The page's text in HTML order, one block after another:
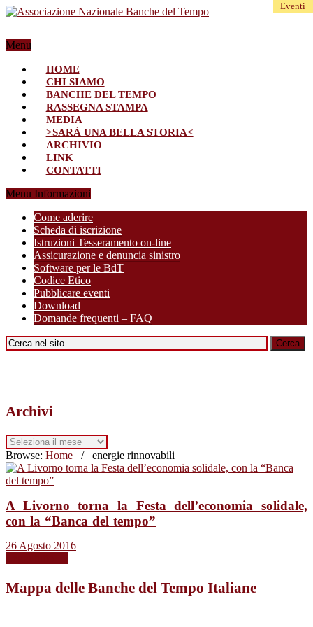
Menu
HOME
CHI SIAMO
BANCHE DEL TEMPO
RASSEGNA STAMPA
MEDIA
>SARÀ UNA BELLA STORIA<
ARCHIVIO
LINK
CONTATTI
Menu Informazioni
Come aderire
Scheda di iscrizione
Istruzioni Tesseramento on-line
Assicurazione e denuncia sinistro
Software per le BdT
Codice Etico
Pubblicare eventi
Download
Domande frequenti – FAQ
Archivi
Archivi
Browse: Home / energie rinnovabili
A Livorno torna la Festa dell’economia solidale,
con la “Banca del tempo”
26 Agosto 2016
Eventi
Mappa delle Banche del Tempo Italiane